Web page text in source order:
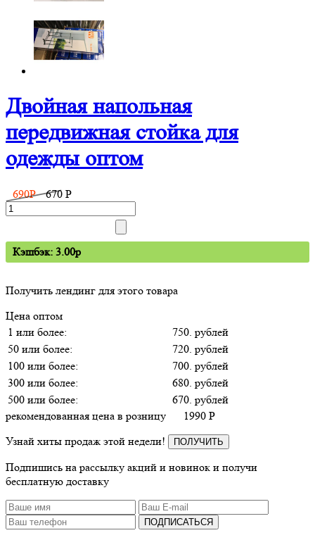
Двойная напольная
передвижная стойка для
одежды оптом
690P 670 P
Кэшбэк: 3.00p
Получить лендинг для этого товара
Цена оптом
1 или более:
750. рублей
50 или более:
720. рублей
100 или более:
700. рублей
300 или более:
680. рублей
500 или более:
670. рублей
рекомендованная цена в розницу
1990 P
Узнай хиты продаж этой недели!
ПОЛУЧИТЬ
Подпишись на рассылку акций и новинок и получи
бесплатную доставку
ПОДПИСАТЬСЯ